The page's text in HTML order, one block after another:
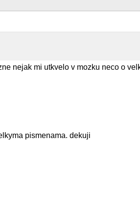
nejak mi utkvelo v mozku neco o
pismenama. dekuji